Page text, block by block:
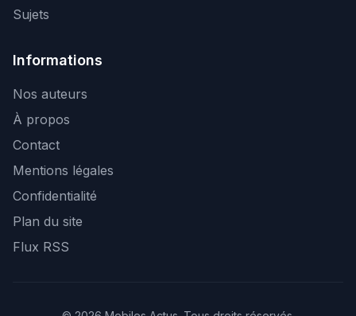
Sujets
Informations
Nos auteurs
À propos
Contact
Mentions légales
Confidentialité
Plan du site
Flux RSS